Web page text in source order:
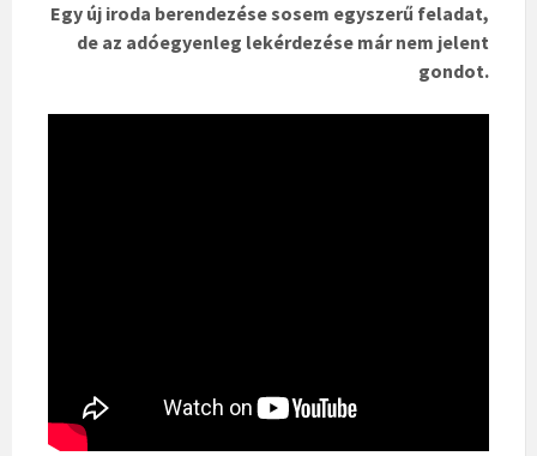
Egy új iroda berendezése sosem egyszerű feladat,
de az adóegyenleg lekérdezése már nem jelent
gondot.